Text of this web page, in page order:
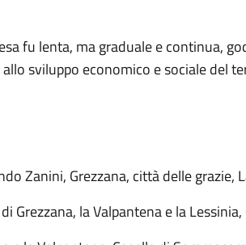
fu lenta, ma graduale e continua,
sviluppo economico e sociale del
Zanini, Grezzana, città delle grazie,
Grezzana, la Valpantena e la